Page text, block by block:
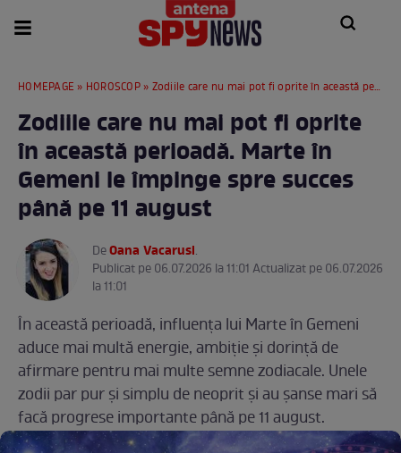
HOMEPAGE » HOROSCOP » Zodiile care nu mai pot fi oprite în această perioadă. Marte în Gemeni le împinge spre succes până pe 11 august
Zodiile care nu mai pot fi oprite
în această perioadă. Marte în
Gemeni le împinge spre succes
până pe 11 august
DeOana Vacarusi.
Publicat pe 06.07.2026 la 11:01 Actualizat pe 06.07.2026
la 11:01
În această perioadă, influența lui Marte în Gemeni
aduce mai multă energie, ambiție și dorință de
afirmare pentru mai multe semne zodiacale. Unele
zodii par pur și simplu de neoprit și au șanse mari să
facă progrese importante până pe 11 august.